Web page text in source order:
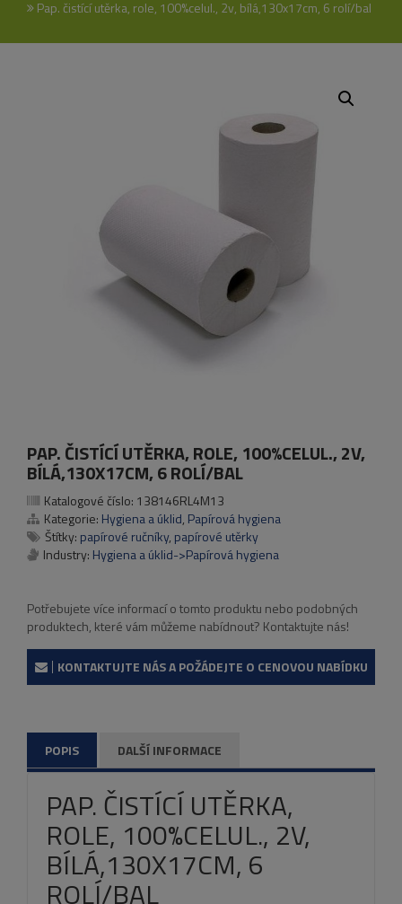
Pap. čistící utěrka, role, 100%celul., 2v, bílá,130x17cm, 6 rolí/bal
PAP. ČISTÍCÍ UTĚRKA, ROLE, 100%CELUL., 2V,
BÍLÁ,130X17CM, 6 ROLÍ/BAL
Katalogové číslo: 138146RL4M13
Kategorie: Hygiena a úklid, Papírová hygiena
Štítky: papírové ručníky, papírové utěrky
Industry: Hygiena a úklid->Papírová hygiena
Potřebujete více informací o tomto produktu nebo podobných
produktech, které vám můžeme nabídnout? Kontaktujte nás!
KONTAKTUJTE NÁS A POŽÁDEJTE O CENOVOU NABÍDKU
POPIS DALŠÍ INFORMACE
PAP. ČISTÍCÍ UTĚRKA,
ROLE, 100%CELUL., 2V,
BÍLÁ,130X17CM, 6
ROLÍ/BAL